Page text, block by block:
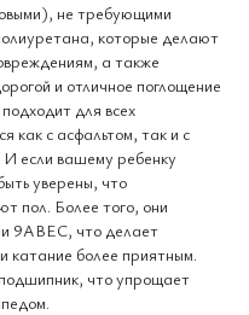
не требующими
которые делают
а также
и отличное поглощение
для всех
как с асфальтом, так и с
если вашему ребенку
уверены, что
пол. Более того, они
9ABEC, что делает
катание более приятным.
что упрощает